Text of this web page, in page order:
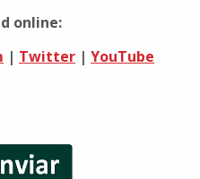
online:
| Twitter | YouTube